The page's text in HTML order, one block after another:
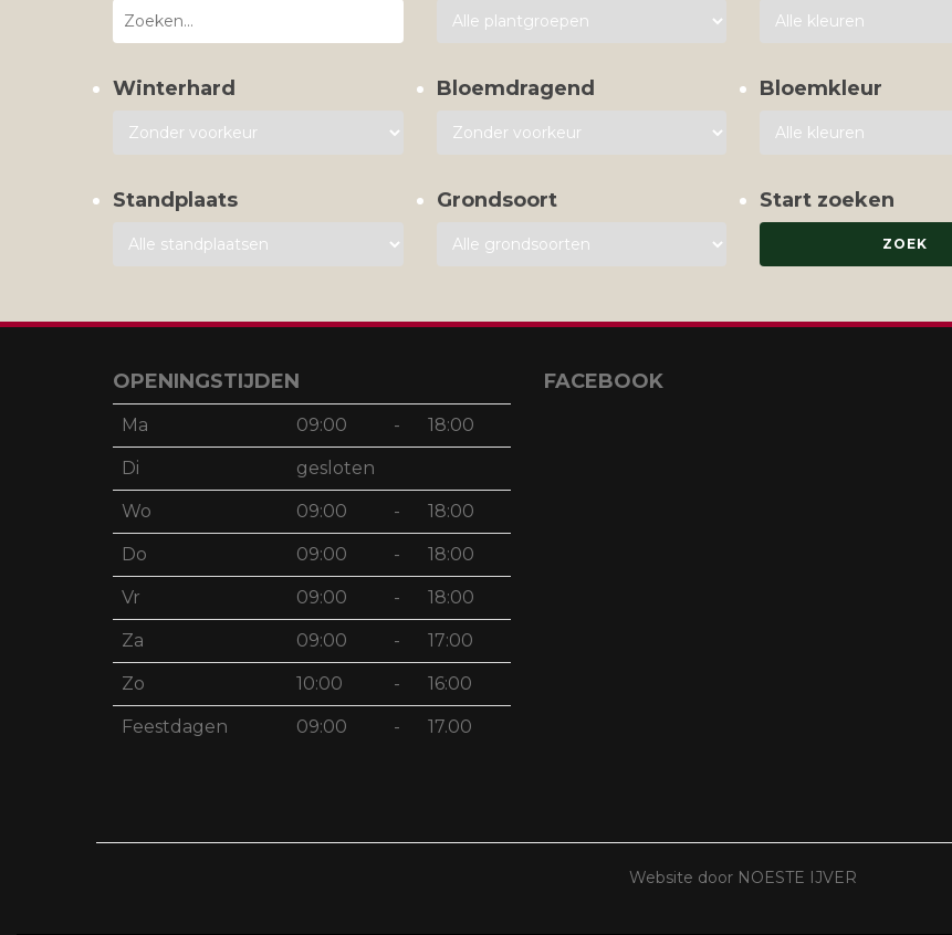
Winterhard Bloemdragend Bloemkleur
Standplaats Grondsoort Start zoeken
OPENINGSTIJDEN
Ma 09:00 - 18:00
Di gesloten
Wo 09:00 - 18:00
Do 09:00 - 18:00
Vr 09:00 - 18:00
Za 09:00 - 17:00
Zo 10:00 - 16:00
Feestdagen 09:00 - 17.00
FACEBOOK
Website door NOESTE IJVER